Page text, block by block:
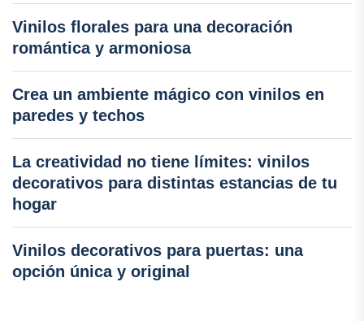
Vinilos florales para una decoración
romántica y armoniosa
Crea un ambiente mágico con vinilos en
paredes y techos
La creatividad no tiene límites: vinilos
decorativos para distintas estancias de tu
hogar
Vinilos decorativos para puertas: una
opción única y original